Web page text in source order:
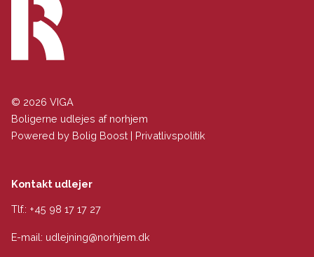
© 2026 VIGA
Boligerne udlejes af norhjem
Powered by Bolig Boost | Privatlivspolitik
Kontakt udlejer
Tlf.: +45 98 17 17 27
E-mail: udlejning@norhjem.dk